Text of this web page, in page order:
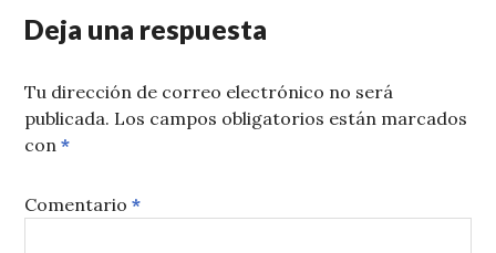
Deja una respuesta
Tu dirección de correo electrónico no será
publicada. Los campos obligatorios están marcados
con*
Comentario*